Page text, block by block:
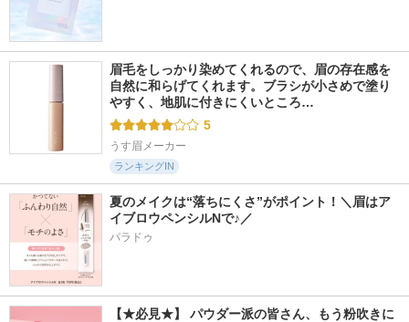
眉毛をしっかり染めてくれるので、眉の存在感を
自然に和らげてくれます。ブラシが小さめで塗り
やすく、地肌に付きにくいところ…
5
うす眉メーカー
ランキングIN
夏のメイクは“落ちにくさ”がポイント！＼眉はア
イブロウペンシルNで♪／
パラドゥ
【★必見★】 パウダー派の皆さん、もう粉吹きに